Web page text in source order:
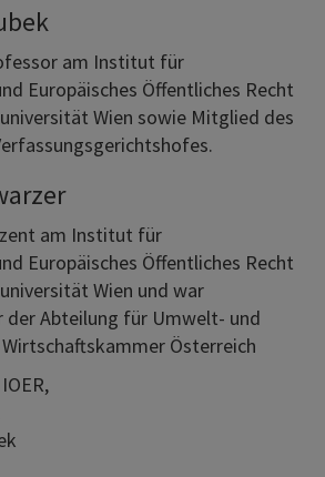
am Institut für
Europäisches Öffentliches Recht
Wien sowie Mitglied des
am Institut für
Europäisches Öffentliches Recht
Wien und war
der Abteilung für Umwelt- und
Österreich
IOER,